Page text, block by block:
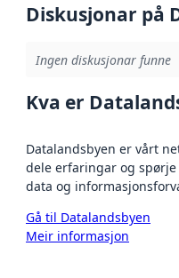
Diskusjonar på
Ingen diskusjonar funne
Kva er
Datalandsbyen er vårt
dele erfaringar og
data og
Gå til Datalandsbyen
Meir informasjon